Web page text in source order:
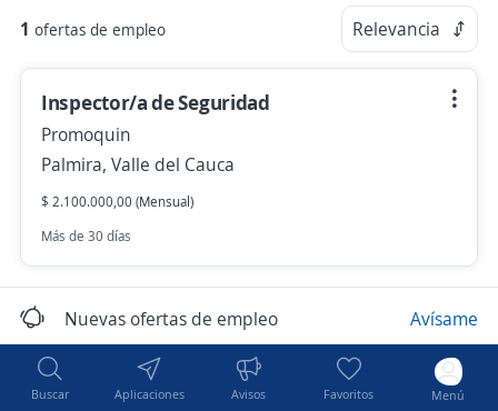
Buscar Aplicaciones Avisos Favoritos Menú
1 ofertas de empleo Relevancia
Inspector/a de Seguridad
Promoquin
Palmira, Valle del Cauca
$ 2.100.000,00 (Mensual)
Más de 30 días
Nuevas ofertas de empleo Avísame